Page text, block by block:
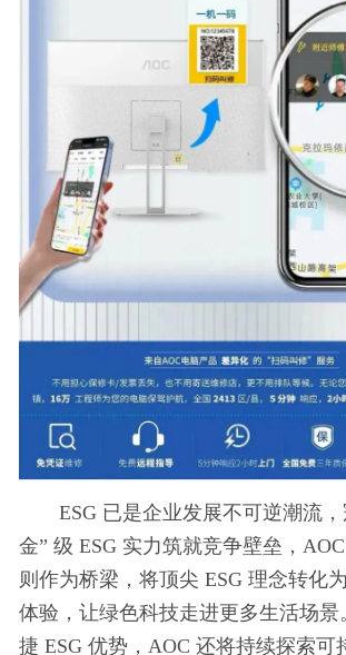
ESG 已是企业发展不可逆潮流
金” 级 ESG 实力筑就竞争壁垒，
则作为桥梁，将顶尖 ESG 理念转化
体验，让绿色科技走进更多生活场
捷 ESG 优势，AOC 还将持续探索可